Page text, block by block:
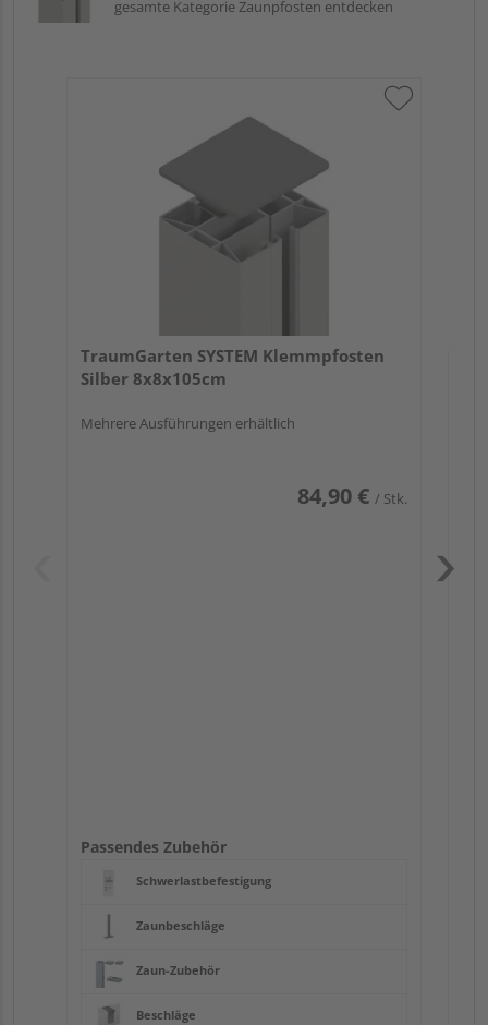
gesamte Kategorie Zaunpfosten entdecken
TraumGarten SYSTEM Klemmpfosten
Silber 8x8x105cm
Mehrere Ausführungen erhältlich
84,90 € / Stk.
Passendes Zubehör
Schwerlastbefestigung
Zaunbeschläge
Zaun-Zubehör
Beschläge